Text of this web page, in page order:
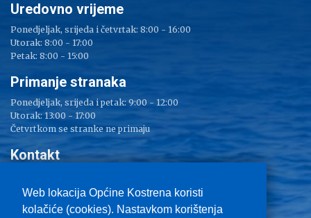
Web lokacija Općine Kostrena koristi
kolačiće (cookies). Nastavkom korištenja
Uredovno vrijeme
Ponedjeljak, srijeda i četvrtak: 8:00 - 16:00
Utorak: 8:00 - 17:00
Petak: 8:00 - 15:00
Primanje stranaka
Ponedjeljak, srijeda i petak: 9:00 - 12:00
Utorak: 13:00 - 17:00
Četvrtkom se stranke ne primaju
Kontakt
Tel: 051/ 209 000
Fax: 051/ 289 400
E-mail:kostrena@kostrena.hr